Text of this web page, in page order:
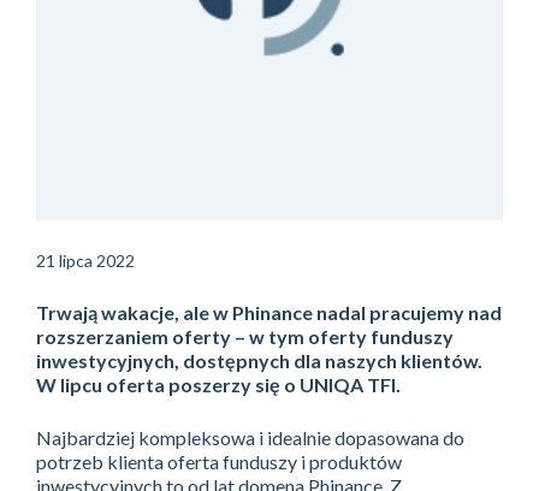
21 lipca 2022
Trwają wakacje, ale w Phinance nadal pracujemy nad
rozszerzaniem oferty – w tym oferty funduszy
inwestycyjnych, dostępnych dla naszych klientów.
W lipcu oferta poszerzy się o UNIQA TFI.
Najbardziej kompleksowa i idealnie dopasowana do
potrzeb klienta oferta funduszy i produktów
inwestycyjnych to od lat domena Phinance. Z